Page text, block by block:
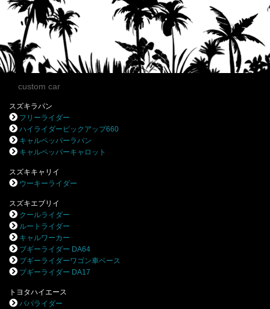
custom car
スズキラパン
フリーライダー
ハイライダーピックアップ660
キャルペッパーラパン
キャルペッパーキャロット
スズキキャリイ
ウーキーライダー
スズキエブリイ
クールライダー
ルートライダー
キャルワーカー
ブギーライダー DA64
ブギーライダーワゴン車ベース
ブギーライダー DA17
トヨタハイエース
パパライダー